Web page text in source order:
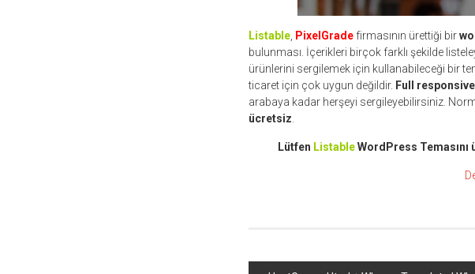
Listable, PixelGradefirmasının ürettiği bir
bulunması. İçerikleri birçok farklı şekilde
ürünlerini sergilemek için kullanabileceği bir
ticaret için çok uygun değildir. Full responsive
arabaya kadar herşeyi sergileyebilirsiniz.
ücretsiz
Lütfen ListableWordPress